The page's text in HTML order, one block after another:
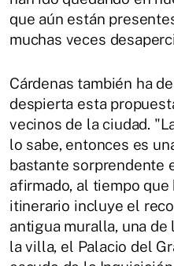
que aún están
muchas veces
Cárdenas también ha
despierta esta
vecinos de la ciudad.
lo sabe, entonces es
bastante sorprendente
afirmado, al tiempo
itinerario incluye el
antigua muralla, una de
la villa, el Palacio del